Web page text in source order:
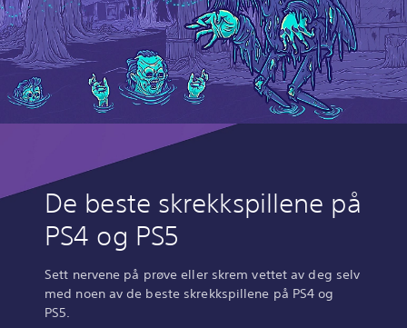
De beste skrekkspillene på
PS4 og PS5
Sett nervene på prøve eller skrem vettet av deg selv
med noen av de beste skrekkspillene på PS4 og
PS5.